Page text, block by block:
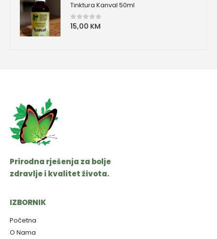
Tinktura Kanval 50ml
0od 5
15,00 KM
Prirodna rješenja za bolje
zdravlje i kvalitet života.
IZBORNIK
Početna
O Nama